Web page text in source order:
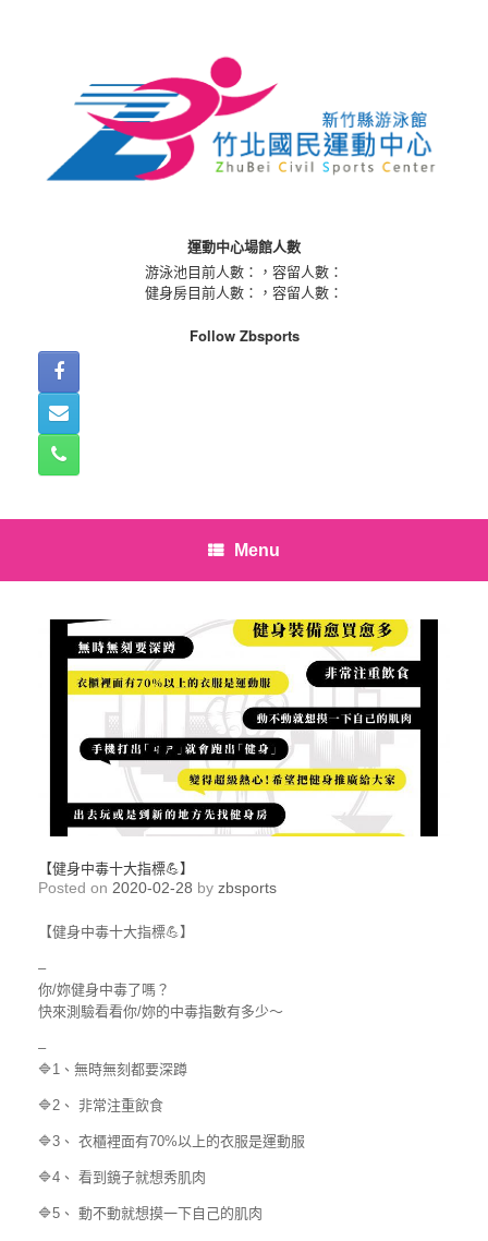
運動中心場館人數
游泳池目前人數：
，容留人數：
健身房目前人數：
，容留人數：
Follow Zbsports
Menu
【健身中毒十大指標💪】
Posted on 2020-02-28 by zbsports
【健身中毒十大指標💪】
–
你/妳健身中毒了嗎？
快來測驗看看你/妳的中毒指數有多少～
–
🔷1、無時無刻都要深蹲
🔷2、 非常注重飲食
🔷3、 衣櫃裡面有70%以上的衣服是運動服
🔷4、 看到鏡子就想秀肌肉
🔷5、 動不動就想摸一下自己的肌肉